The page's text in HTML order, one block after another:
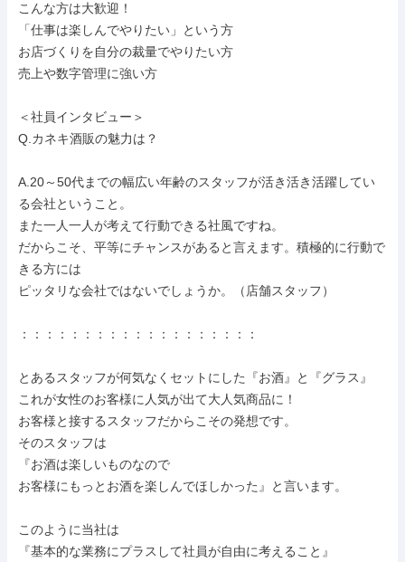
こんな方は大歓迎！
「仕事は楽しんでやりたい」という方
お店づくりを自分の裁量でやりたい方
売上や数字管理に強い方
＜社員インタビュー＞
Q.カネキ酒販の魅力は？
A.20～50代までの幅広い年齢のスタッフが活き活き活躍してい
る会社ということ。
また一人一人が考えて行動できる社風ですね。
だからこそ、平等にチャンスがあると言えます。積極的に行動で
きる方には
ピッタリな会社ではないでしょうか。（店舗スタッフ）
：：：：：：：：：：：：：：：：：：：
とあるスタッフが何気なくセットにした『お酒』と『グラス』
これが女性のお客様に人気が出て大人気商品に！
お客様と接するスタッフだからこその発想です。
そのスタッフは
『お酒は楽しいものなので
お客様にもっとお酒を楽しんでほしかった』と言います。
このように当社は
『基本的な業務にプラスして社員が自由に考えること』